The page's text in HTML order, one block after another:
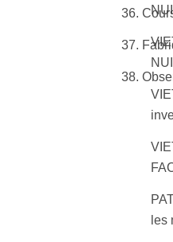
36.
37.
38.
les